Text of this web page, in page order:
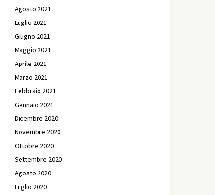
Agosto 2021
Luglio 2021
Giugno 2021
Maggio 2021
Aprile 2021
Marzo 2021
Febbraio 2021
Gennaio 2021
Dicembre 2020
Novembre 2020
Ottobre 2020
Settembre 2020
Agosto 2020
Luglio 2020